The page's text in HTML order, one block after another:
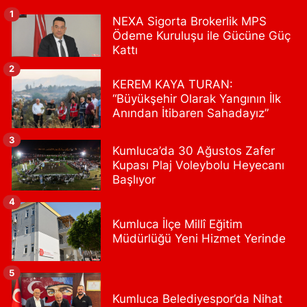
Gültepe Hayat Eczanesi
Ortabayır Mahallesi, Talatpaşa Caddesi, No:123 A Gültepe
Kağıthane İstanbul
0 (212) 270 59 75 Yol Tarifi Al
Gedikpaşa Eczanesi
Mimar Hayrettin Mahallesi, Gedikpaşa Caddesi No:16 C Beyazıt
Fatih İstanbul
0 (212) 516 31 72 Yol Tarifi Al
Kasımpaşa Eczanesi
Yahya Kahya Mahallesi, Kasımpaşa Bostanı Sokak No:18 A
Kasımpaşa Beyoğlu İstanbul
0 (212) 253 77 44
Kaya Eczanesi
NEXA Sigorta Brokerlik MPS
Ödeme Kuruluşu ile Gücüne Güç
Kattı
1
KEREM KAYA TURAN:
“Büyükşehir Olarak Yangının İlk
Anından İtibaren Sahadayız”
2
Kumluca’da 30 Ağustos Zafer
Kupası Plaj Voleybolu Heyecanı
Başlıyor
3
Kumluca İlçe Millî Eğitim
Müdürlüğü Yeni Hizmet Yerinde
4
Kumluca Belediyespor’da Nihat
5